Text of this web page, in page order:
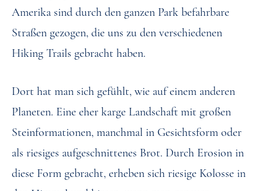
Amerika sind durch den ganzen Park befahrbare
Straßen gezogen, die uns zu den verschiedenen
Hiking Trails gebracht haben.
Dort hat man sich gefühlt, wie auf einem anderen
Planeten. Eine eher karge Landschaft mit großen
Steinformationen, manchmal in Gesichtsform oder
als riesiges aufgeschnittenes Brot. Durch Erosion in
diese Form gebracht, erheben sich riesige Kolosse in